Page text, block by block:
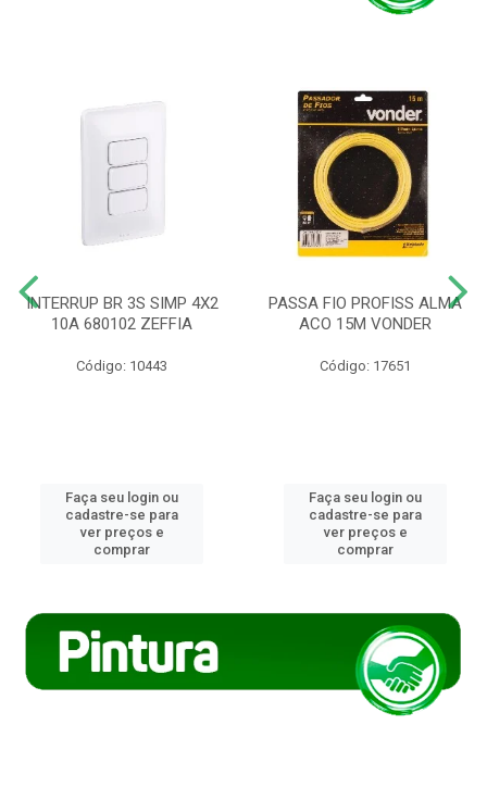
INTERRUP BR 3S SIMP 4X2
10A 680102 ZEFFIA
Código: 10443
Faça seu login ou
cadastre-se para
ver preços e
comprar
PASSA FIO PROFISS ALMA
ACO 15M VONDER
Código: 17651
Faça seu login ou
cadastre-se para
ver preços e
comprar